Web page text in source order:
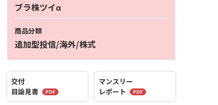
ブラ株ツイα
商品分類
追加型投信/海外/株式
交付
目論見書
マンスリー
レポート